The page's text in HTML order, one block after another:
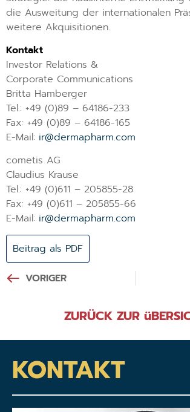
die Ausweitung der internationalen
weitere Akquisitionen.
Kontakt
Investor Relations &
Corporate Communications
Britta Hamberger
Tel.: +49 (0)89 – 64186-233
Fax: +49 (0)89 – 64186-165
E-Mail: ir@dermapharm.com
cometis AG
Claudius Krause
Tel.: +49 (0)611 – 205855-28
Fax: +49 (0)611 – 205855-66
E-Mail: ir@dermapharm.com
Beitrag als PDF
VORIGER
ZURÜCK ZUR
KONTAKT